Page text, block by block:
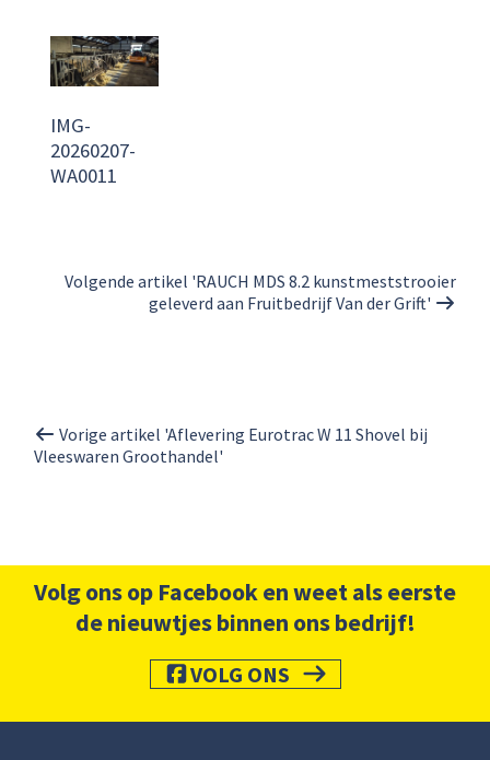
IMG-
20260207-
WA0011
Volgende artikel 'RAUCH MDS 8.2 kunstmeststrooier
geleverd aan Fruitbedrijf Van der Grift'
Vorige artikel 'Aflevering Eurotrac W 11 Shovel bij
Vleeswaren Groothandel'
Volg ons op Facebook en weet als eerste
de nieuwtjes binnen ons bedrijf!
VOLG ONS